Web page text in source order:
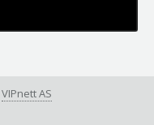
VIPnett AS